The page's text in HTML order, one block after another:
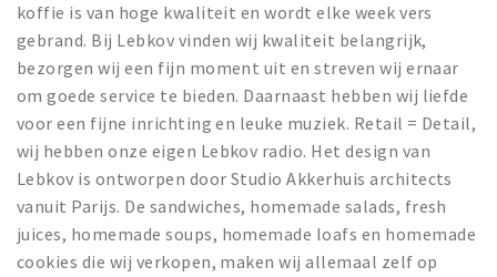
Programme
Membership
Contact
Partner Apps
Inloggen
koffie is van hoge kwaliteit en wordt elke week vers
gebrand. Bij Lebkov vinden wij kwaliteit belangrijk,
bezorgen wij een fijn moment uit en streven wij ernaar
om goede service te bieden. Daarnaast hebben wij liefde
voor een fijne inrichting en leuke muziek. Retail = Detail,
wij hebben onze eigen Lebkov radio. Het design van
Lebkov is ontworpen door Studio Akkerhuis architects
vanuit Parijs. De sandwiches, homemade salads, fresh
juices, homemade soups, homemade loafs en homemade
cookies die wij verkopen, maken wij allemaal zelf op